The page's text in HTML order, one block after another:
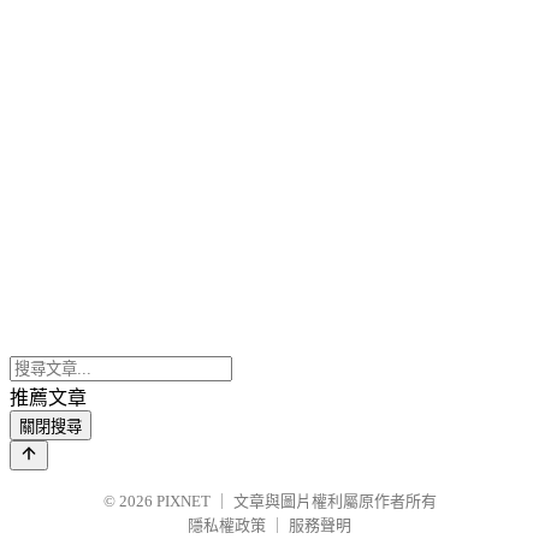
推薦文章
關閉搜尋
© 2026 PIXNET
文章與圖片權利屬原作者所有
隱私權政策
服務聲明